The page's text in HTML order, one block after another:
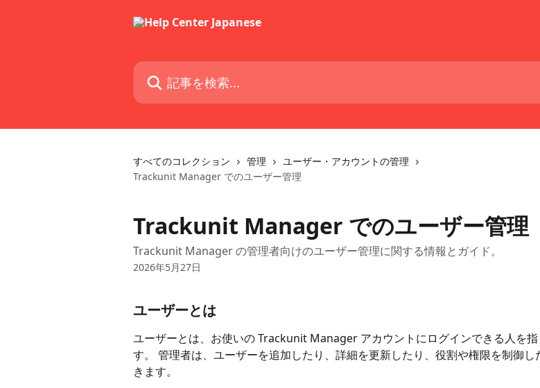
記事を検索...
すべてのコレクション 管理
ユーザー・アカウントの管理
Trackunit Manager でのユーザー管理
Trackunit Manager でのユーザー管理
Trackunit Manager の管理者向けのユーザー管理に関する情報とガイド。
2026年5月27日
ユーザーとは
ユーザーとは、お使いの Trackunit Manager アカウントにログインできる人を指
す。 管理者は、ユーザーを追加したり、詳細を更新したり、役割や権限を制御し
きます。